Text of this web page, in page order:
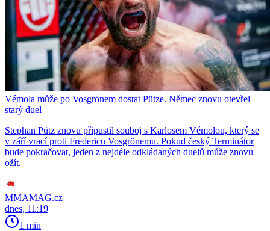
Vémola může po Vosgrönem dostat Pütze. Němec znovu otevřel
starý duel
Stephan Pütz znovu připustil souboj s Karlosem Vémolou, který se
v září vrací proti Fredericu Vosgrönemu. Pokud český Terminátor
bude pokračovat, jeden z nejdéle odkládaných duelů může znovu
ožít.
MMAMAG.cz
dnes, 11:19
1 min